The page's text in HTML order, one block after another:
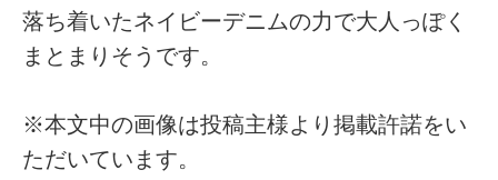
落ち着いたネイビーデニムの力で大人っぽく
まとまりそうです。
※本文中の画像は投稿主様より掲載許諾をい
ただいています。